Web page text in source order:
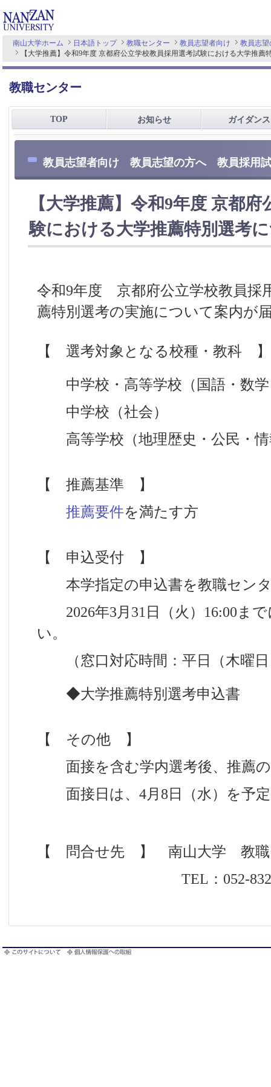
南山大学ホーム 日本語トップ 教職センター 教員志望者向け
教員志望
【大学推薦】令和9年度 京都府公立学校教員採用選考試験における大学推薦
教職センター
TOP お知らせ ガイダンス
教員志望者向け 教員志望の方へ 教員採用
【大学推薦】令和9年度 京都
験における大学推薦特別選考
令和9年度 京都府公立学校教員採
薦特別選考の実施について案内が
【 選考対象となる校種・教科 】
中学校・高等学校（国語・数学
中学校（社会）
高等学校（地理歴史・公民・情
【 推薦基準 】
推薦要件を満たす方
【 申込受付 】
本学指定の申込書を教職センタ
2026年3月31日（火）16:00まで
い。
（窓口対応時間：平日（木曜日
◆大学推薦特別選考申込書
【 その他 】
面接を含む学内選考後、推薦の
面接日は、4月8日（水）を予
【 問合せ先 】 南山大学 教職
TEL：052-832-